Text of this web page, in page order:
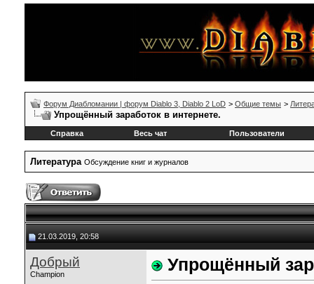
Форум Диабломании | форум Diablo 3, Diablo 2 LoD > Общие темы >
Упрощённый заработок в интернете.
Справка Весь чат Пользователи
Литература Обсуждение книг и журналов
21.03.2019, 20:58
Добрый
Champion
Упрощённый